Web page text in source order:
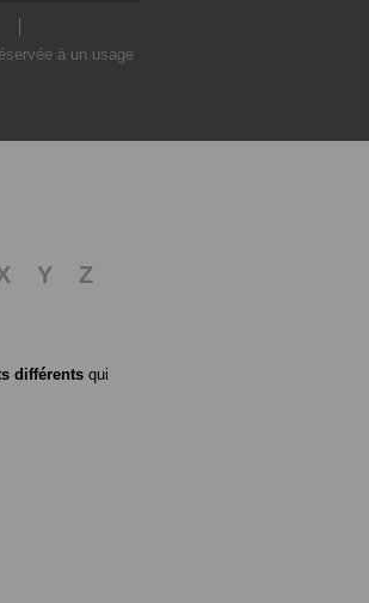
à un usage
Y
Z
différents qui